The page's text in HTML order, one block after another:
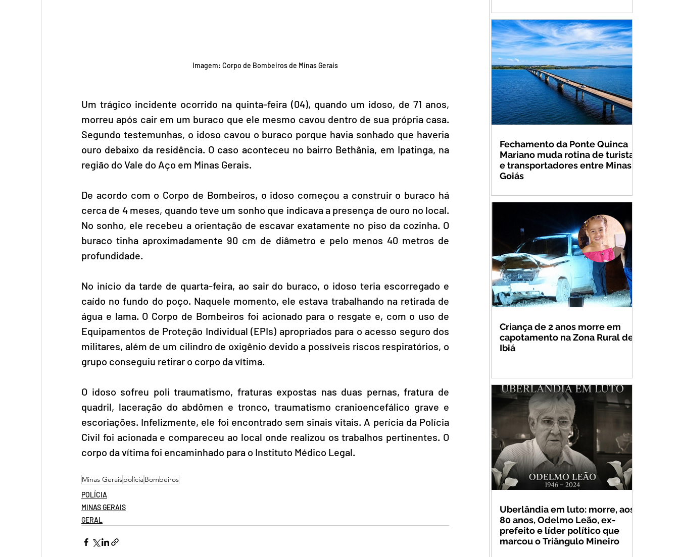
Imagem: Corpo de Bombeiros de Minas Gerais
Um trágico incidente ocorrido na quinta-feira (04), quando um idoso, de 71 anos,
morreu após cair em um buraco que ele mesmo cavou dentro de sua própria casa.
Segundo testemunhas, o idoso cavou o buraco porque havia sonhado que haveria
ouro debaixo da residência. O caso aconteceu no bairro Bethânia, em Ipatinga, na
região do Vale do Aço em Minas Gerais.
De acordo com o Corpo de Bombeiros, o idoso começou a construir o buraco há
cerca de 4 meses, quando teve um sonho que indicava a presença de ouro no local.
No sonho, ele recebeu a orientação de escavar exatamente no piso da cozinha. O
buraco tinha aproximadamente 90 cm de diâmetro e pelo menos 40 metros de
profundidade.
No início da tarde de quarta-feira, ao sair do buraco, o idoso teria escorregado e
caído no fundo do poço. Naquele momento, ele estava trabalhando na retirada de
água e lama. O Corpo de Bombeiros foi acionado para o resgate e, com o uso de
Equipamentos de Proteção Individual (EPIs) apropriados para o acesso seguro dos
militares, além de um cilindro de oxigênio devido a possíveis riscos respiratórios, o
grupo conseguiu retirar o corpo da vítima.
O idoso sofreu poli traumatismo, fraturas expostas nas duas pernas, fratura de
quadril, laceração do abdômen e tronco, traumatismo cranioencefálico grave e
escoriações. Infelizmente, ele foi encontrado sem sinais vitais. A perícia da Polícia
Civil foi acionada e compareceu ao local onde realizou os trabalhos pertinentes. O
corpo da vítima foi encaminhado para o Instituto Médico Legal.
Minas GeraispolíciaBombeiros
POLÍCIA
MINAS GERAIS
GERAL
Fechamento da Ponte Quinca
Mariano muda rotina de turistas
e transportadores entre Minas e
Goiás
Criança de 2 anos morre em
capotamento na Zona Rural de
Ibiá
Uberlândia em luto: morre, aos
80 anos, Odelmo Leão, ex-
prefeito e líder político que
marcou o Triângulo Mineiro